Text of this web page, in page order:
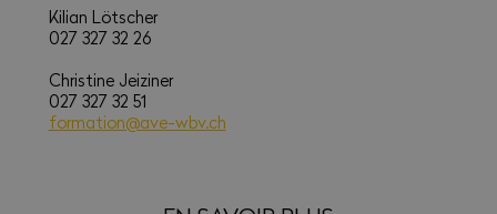
Kilian Lötscher
027 327 32 26
Christine Jeiziner
027 327 32 51
formation@ave-wbv.ch